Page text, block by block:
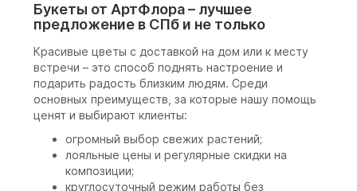
Букеты от АртФлора – лучшее
предложение в СПб и не только
Красивые цветы с доставкой на дом или к месту
встречи – это способ поднять настроение и
подарить радость близким людям. Среди
основных преимуществ, за которые нашу помощь
ценят и выбирают клиенты:
огромный выбор свежих растений;
лояльные цены и регулярные скидки на
композиции;
круглосуточный режим работы без